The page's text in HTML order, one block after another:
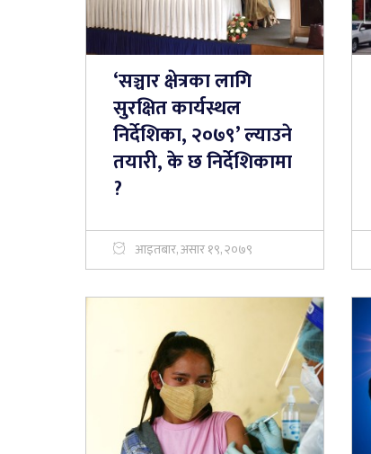
‘सञ्चार क्षेत्रका लागि
सुरक्षित कार्यस्थल
निर्देशिका, २०७९’ ल्याउने
तयारी, के छ निर्देशिकामा
?
आइतबार, असार १९, २०७९